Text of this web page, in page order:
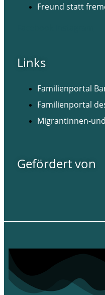
Freund statt
Links
Familienportal
Familienportal
Migrantinnen-
Gefördert von